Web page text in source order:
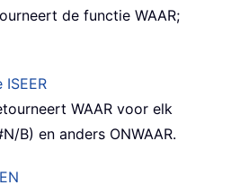
de functie WAAR;
ISEER
WAAR voor elk
B) en anders ONWAAR.